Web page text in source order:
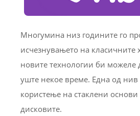
Многумина низ годините го
исчезнувањето на класичните
новите технологии би можеле
уште некое време. Една од нив
користење на стаклени
дисковите.